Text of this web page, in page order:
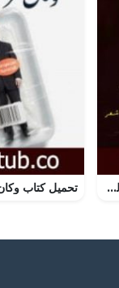
تحميل كتاب بوح اليراع PDF تأليف إبراهيم حسون مجانا [كامل]